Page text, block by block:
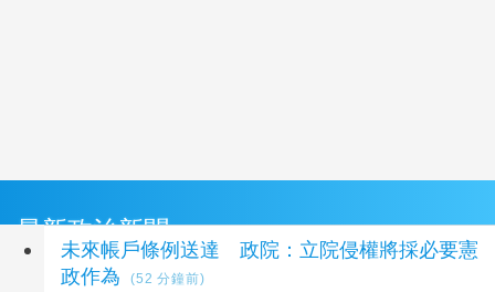
最新政治新聞
未來帳戶條例送達 政院：立院侵權將採必要憲
政作為
(52 分鐘前)